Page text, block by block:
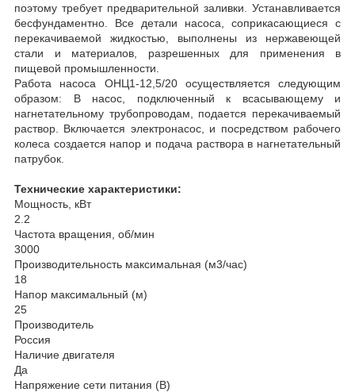
поэтому требует предварительной заливки. Устанавливается
бесфундаментно. Все детали насоса, соприкасающиеся с
перекачиваемой жидкостью, выполнены из нержавеющей
стали и материалов, разрешенных для применения в
пищевой промышленности.
Работа насоса ОНЦ1-12,5/20 осуществляется следующим
образом: В насос, подключенный к всасывающему и
нагнетательному трубопроводам, подается перекачиваемый
раствор. Включается электронасос, и посредством рабочего
колеса создается напор и подача раствора в нагнетательный
патрубок.
Технические характеристики:
Мощность, кВт
2.2
Частота вращения, об/мин
3000
Производительность максимальная (м3/час)
18
Напор максимальный (м)
25
Производитель
Россия
Наличие двигателя
Да
Напряжение сети питания (В)